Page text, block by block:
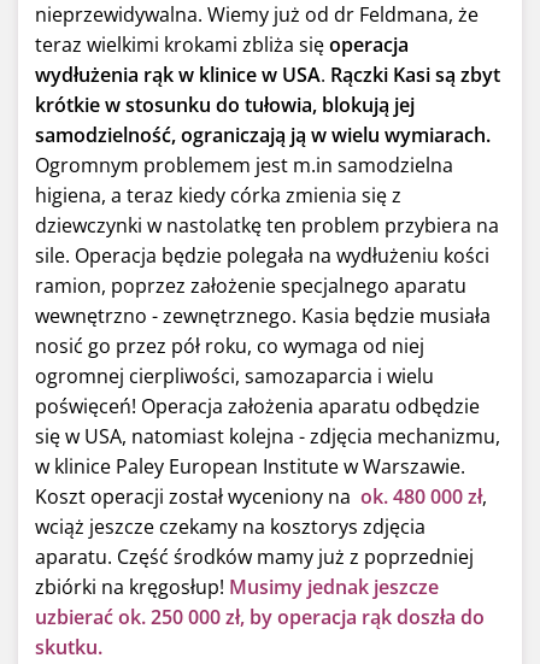
nieprzewidywalna. Wiemy już od dr Feldmana, że
teraz wielkimi krokami zbliża sięoperacja
wydłużenia rąk w klinice w USA. Rączki Kasi są zbyt
krótkie w stosunku do tułowia, blokują jej
samodzielność, ograniczają ją w wielu wymiarach.
Ogromnym problemem jest m.in samodzielna
higiena, a teraz kiedy córka zmienia się z
dziewczynki w nastolatkę ten problem przybiera na
sile. Operacja będzie polegała na wydłużeniu kości
ramion, poprzez założenie specjalnego aparatu
wewnętrzno - zewnętrznego. Kasia będzie musiała
nosić go przez pół roku, co wymaga od niej
ogromnej cierpliwości, samozaparcia i wielu
poświęceń! Operacja założenia aparatu odbędzie
się w USA, natomiast kolejna - zdjęcia mechanizmu,
w klinice Paley European Institute w Warszawie.
Koszt operacji został wyceniony na ok. 480 000 zł,
wciąż jeszcze czekamy na kosztorys zdjęcia
aparatu. Część środków mamy już z poprzedniej
zbiórki na kręgosłup! Musimy jednak jeszcze
uzbierać ok. 250 000 zł, by operacja rąk doszła do
skutku.